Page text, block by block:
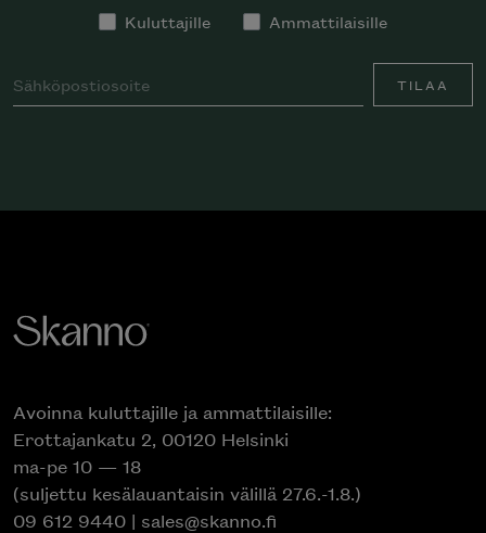
Kuluttajille Ammattilaisille
TILAA
Avoinna kuluttajille ja ammattilaisille:
Erottajankatu 2, 00120 Helsinki
ma-pe 10 — 18
(suljettu kesälauantaisin välillä 27.6.-1.8.)
09 612 9440 | sales@skanno.fi